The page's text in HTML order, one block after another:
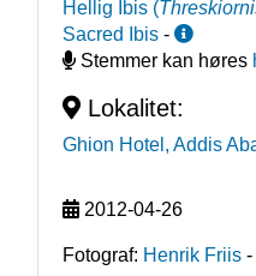
Hellig Ibis (
Sacred Ibis -
Stemmer kan høres
Lokalitet:
Ghion Hotel, Addis
2012-04-26
Fotograf: Henrik Friis -